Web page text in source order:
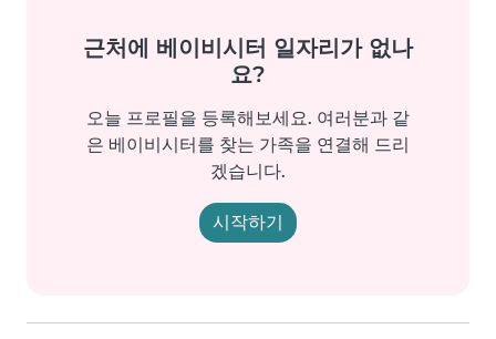
근처에 베이비시터 일자리가 없나
요?
오늘 프로필을 등록해보세요. 여러분과 같
은 베이비시터를 찾는 가족을 연결해 드리
겠습니다.
시작하기